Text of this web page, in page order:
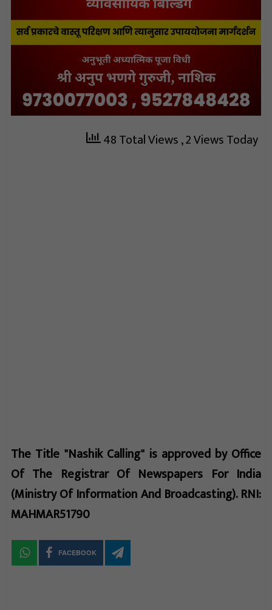
48 Total Views, 2 Views Today
The Title "Nashik Calling" is approved by Office
Of The Registrar Of Newspapers For India
(Ministry Of Information And Broadcasting). RNI:
MAHMAR51790
FACEBOOK